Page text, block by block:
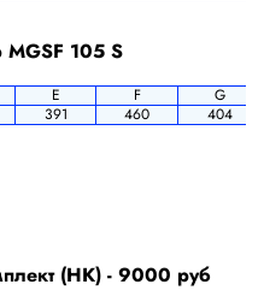
105 S
E F
G
391 460 404
(НК) - 9000 руб